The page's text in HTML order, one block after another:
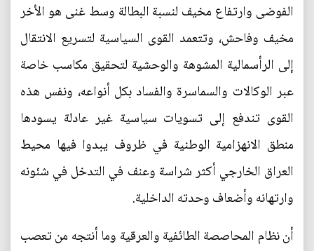
الفوضى وارتفاع مخيف لنسبة البطالة وسط غنى هو الأخر
مخيف وفاحش، وتتعمد القوى السياسية لتسريع الانتقال
إلى الرأسمالية المشوهة والوحشية لتحقيق مكاسب خاصة
عبر الوكالات والسماسرة والفساد بكل أنواعه، ونفس هذه
القوى تندفع إلى تسويات سياسية غير عادلة يسودها
منطق الانهزامية الوطنية في ظروف يبدوا فيها محيط
العراق الخارجي أكثر شراسة وعنف في التدخل في شئونه
وارتهانه وأضعاف وحدته الداخلية.
أن نظام المحاصصة الطائفية والعرقية وما أنتجه من تعصب